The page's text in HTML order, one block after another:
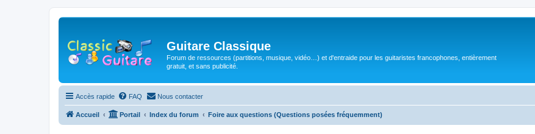
Guitare Classique
Forum de ressources (partitions, musique, vidéo…) et d'entraide pour les guitaristes francophones, entièrement
gratuit, et sans publicité.
Accès rapide FAQ Nous contacter
Accueil Portail Index du forum Foire aux questions (Questions posées fréquemment)